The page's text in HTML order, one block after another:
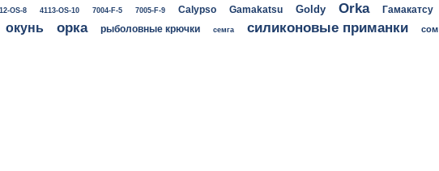
OS-8 4113-OS-10 7004-F-5 7005-F-9 Calypso Gamakatsu Goldy Orka Гамакатсу
окунь орка рыболовные крючки семга силиконовые приманки сом